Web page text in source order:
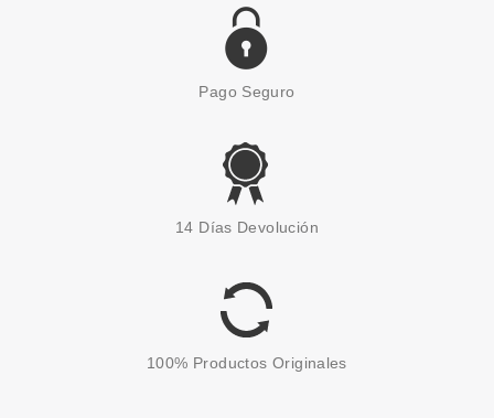
Pago Seguro
14 Días Devolución
100% Productos Originales